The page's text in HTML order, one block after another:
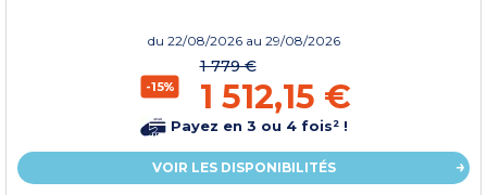
du 22/08/2026 au 29/08/2026
-15%
1 779 €
1 512,15 €
Payez en 3 ou 4 fois² !
VOIR LES DISPONIBILITÉS